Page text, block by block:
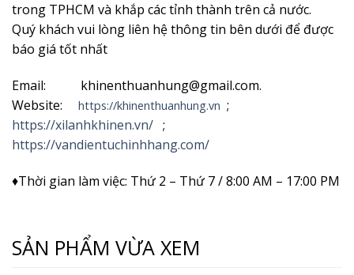
trong TPHCM và khắp các tỉnh thành trên cả nước.
Quý khách vui lòng liên hệ thông tin bên dưới để được
báo giá tốt nhất
Email: khinenthuanhung@gmail.com.
Website: https://khinenthuanhung.vn ;
https://xilanhkhinen.vn/ ;
https://vandientuchinhhang.com/
♦Thời gian làm việc: Thứ 2 – Thứ 7 / 8:00 AM – 17:00 PM
SẢN PHẨM VỪA XEM